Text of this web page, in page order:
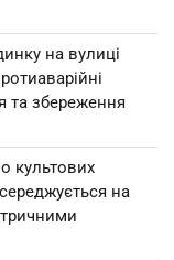
на вулиці
та збереження
культових
на